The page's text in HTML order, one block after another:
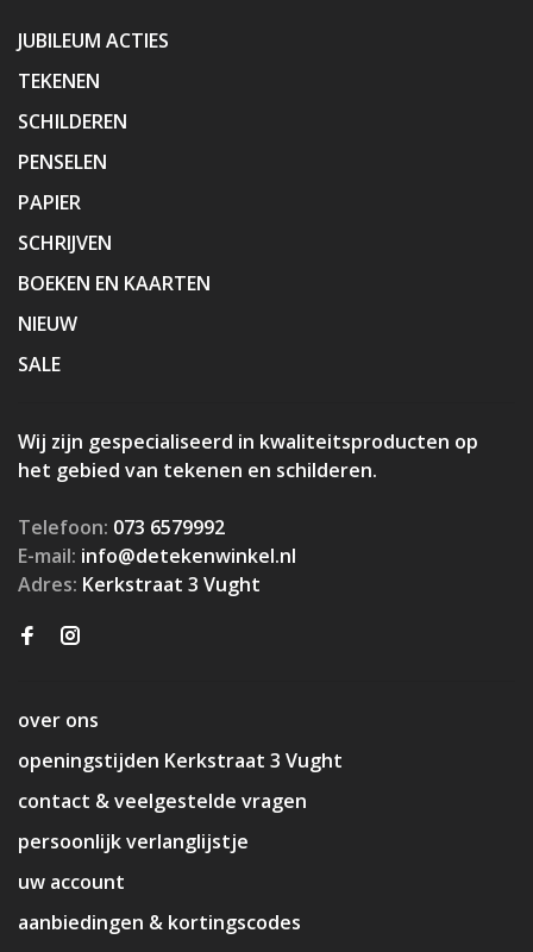
JUBILEUM ACTIES
TEKENEN
SCHILDEREN
PENSELEN
PAPIER
SCHRIJVEN
BOEKEN EN KAARTEN
NIEUW
SALE
Wij zijn gespecialiseerd in kwaliteitsproducten op
het gebied van tekenen en schilderen.
Telefoon: 073 6579992
E-mail: info@detekenwinkel.nl
Adres: Kerkstraat 3 Vught
over ons
openingstijden Kerkstraat 3 Vught
contact & veelgestelde vragen
persoonlijk verlanglijstje
uw account
aanbiedingen & kortingscodes